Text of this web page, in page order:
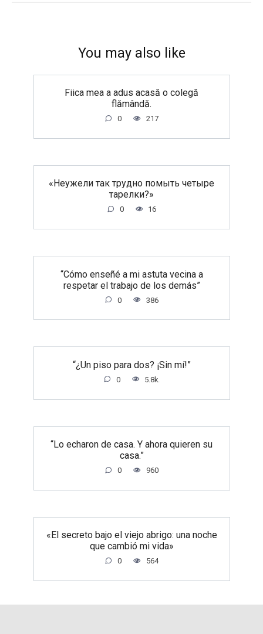
You may also like
Fiica mea a adus acasă o colegă
flămândă.
0 217
«Неужели так трудно помыть четыре
тарелки?»
0 16
“Cómo enseñé a mi astuta vecina a
respetar el trabajo de los demás”
0 386
“¿Un piso para dos? ¡Sin mí!”
0 5.8k.
“Lo echaron de casa. Y ahora quieren su
casa.”
0 960
«El secreto bajo el viejo abrigo: una noche
que cambió mi vida»
0 564